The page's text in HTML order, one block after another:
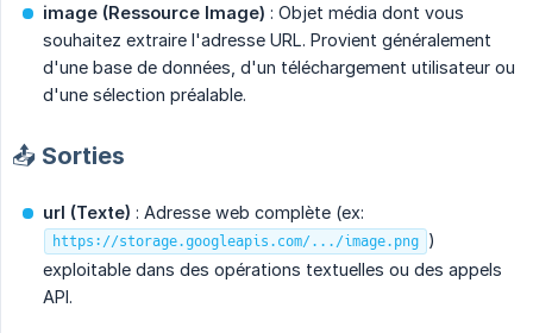
image (Ressource Image) : Objet média dont vous
souhaitez extraire l'adresse URL. Provient généralement
d'une base de données, d'un téléchargement utilisateur ou
d'une sélection préalable.
📤 Sorties
url (Texte) : Adresse web complète (ex:
https://storage.googleapis.com/.../image.png )
exploitable dans des opérations textuelles ou des appels
API.